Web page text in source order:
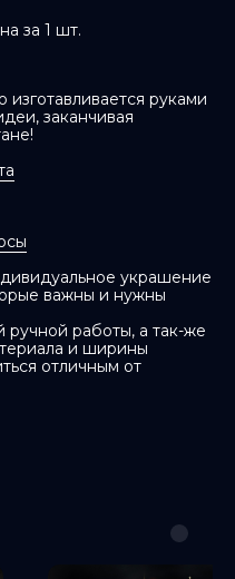
за 1 шт.
руками
заканчивая
украшение
важны и нужны
ручной работы, а так-же
и ширины
отличным от